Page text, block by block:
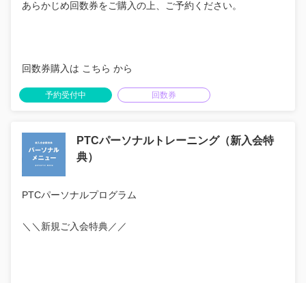
あらかじめ回数券をご購入の上、ご予約ください。
回数券購入は こちら から
予約受付中 回数券
PTCパーソナルトレーニング（新入会特
典）
PTCパーソナルプログラム
＼＼新規ご入会特典／／